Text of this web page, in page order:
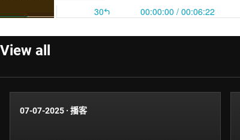
View all
07-07-2025 · 播客